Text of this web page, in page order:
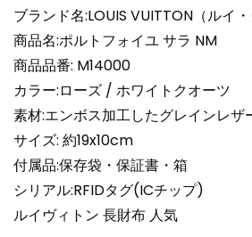
レ
デ
ィ
ー
ス
二
つ
折
り
長
財
ブランド名:LOUIS VUITTON（ルイ・
商品名:ポルトフォイユ サラ NM
商品品番: M14000
カラー:ローズ / ホワイトクオーツ
素材:エンボス加工したグレインレザ
サイズ: 約19x10cm
付属品:保存袋・保証書・箱
シリアル:RFIDタグ(ICチップ)
ルイヴィトン 長財布 人気